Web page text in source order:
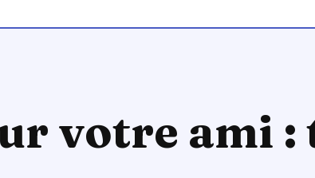
votre ami